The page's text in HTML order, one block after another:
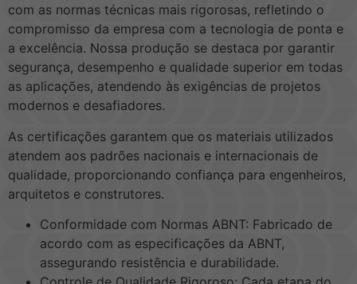
com as normas técnicas mais rigorosas, refletindo o
compromisso da empresa com a tecnologia de ponta e
a excelência. Nossa produção se destaca por garantir
segurança, desempenho e qualidade superior em todas
as aplicações, atendendo às exigências de projetos
modernos e desafiadores.
As certificações garantem que os materiais utilizados
atendem aos padrões nacionais e internacionais de
qualidade, proporcionando confiança para engenheiros,
arquitetos e construtores.
Conformidade com Normas ABNT: Fabricado de
acordo com as especificações da ABNT,
assegurando resistência e durabilidade.